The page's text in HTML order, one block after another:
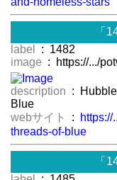
「
label
: 1482
image : https://.../
description :
Blue
webサイト
:
threads-of-blue
「